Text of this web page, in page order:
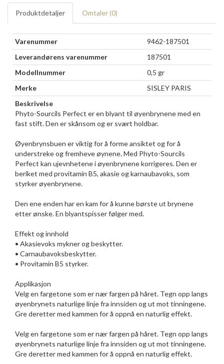
Produktdetaljer Omtaler (0)
Varenummer
9462-187501
Leverandørens varenummer
187501
Modellnummer
0,5 gr
Merke
SISLEY PARIS
Beskrivelse
Phyto-Sourcils Perfect er en blyant til øyenbrynene med en
fast stift. Den er skånsom og er svært holdbar.
Øyenbrynsbuen er viktig for å forme ansiktet og for å
understreke og fremheve øynene. Med Phyto-Sourcils
Perfect kan ujevnhetene i øyenbrynene korrigeres. Den er
beriket med provitamin B5, akasie og karnaubavoks, som
styrker øyenbrynene.
Den ene enden har en kam for å kunne børste ut brynene
etter ønske. En blyantspisser følger med.
Effekt og innhold
• Akasievoks mykner og beskytter.
• Carnaubavoksbeskytter.
• Provitamin B5 styrker.
Applikasjon
Velg en fargetone som er nær fargen på håret. Tegn opp langs
øyenbrynets naturlige linje fra innsiden og ut mot tinningene.
Gre deretter med kammen for å oppnå en naturlig effekt.
Velg en fargetone som er nær fargen på håret. Tegn opp langs
øyenbrynets naturlige linje fra innsiden og ut mot tinningene.
Gre deretter med kammen for å oppnå en naturlig effekt.